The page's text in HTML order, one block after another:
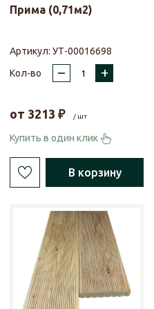
Прима (0,71м2)
Артикул: УТ-00016698
Кол-во
– +
от 3213 ₽ / шт
Купить в один клик
В корзину